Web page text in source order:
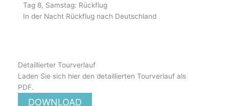
Tag 8, Samstag: Rückflug
In der Nacht Rückflug nach Deutschland
Detaillierter Tourverlauf
Laden Sie sich hier den detaillierten Tourverlauf als
PDF.
DOWNLOAD